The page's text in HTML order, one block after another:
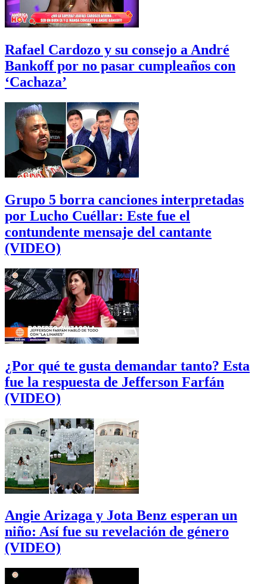
Rafael Cardozo y su consejo a André
Bankoff por no pasar cumpleaños con
‘Cachaza’
Grupo 5 borra canciones interpretadas
por Lucho Cuéllar: Este fue el
contundente mensaje del cantante
(VIDEO)
¿Por qué te gusta demandar tanto? Esta
fue la respuesta de Jefferson Farfán
(VIDEO)
Angie Arizaga y Jota Benz esperan un
niño: Así fue su revelación de género
(VIDEO)